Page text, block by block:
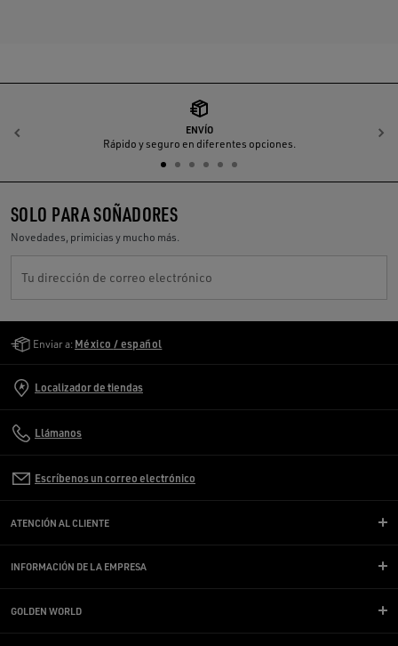
ENVÍO
Rápido y seguro en diferentes opciones.
Anterior
SOLO PARA SOÑADORES
Novedades, primicias y mucho más.
Tu dirección de correo electrónico
Enviar a: México / español
Localizador de tiendas
Llámanos
Escríbenos un correo electrónico
ATENCIÓN AL CLIENTE
INFORMACIÓN DE LA EMPRESA
GOLDEN WORLD